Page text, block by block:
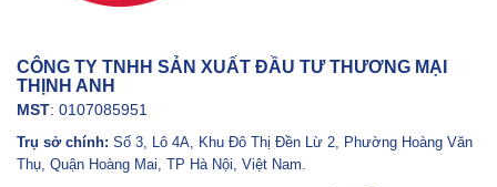
CÔNG TY TNHH SẢN XUẤT ĐẦU TƯ THƯƠNG MẠI
THỊNH ANH
MST: 0107085951
Trụ sở chính: Số 3, Lô 4A, Khu Đô Thị Đền Lừ 2, Phường Hoàng Văn
Thụ, Quận Hoàng Mai, TP Hà Nội, Việt Nam.